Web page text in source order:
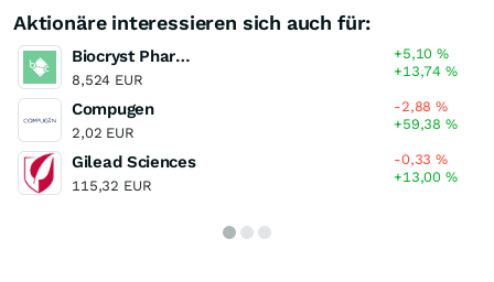
Aktionäre interessieren sich auch für:
Biocryst Pharmaceuticals
8,524 EUR
+5,10%
+13,74%
Compugen
2,02 EUR
-2,88%
+59,38%
Gilead Sciences
115,32 EUR
-0,33%
+13,00%